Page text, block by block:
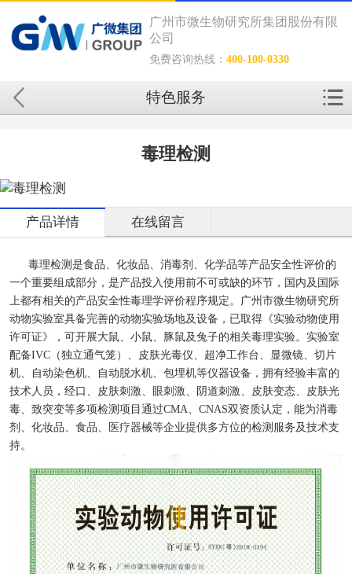
广州市微生物研究所集团股份有限
公司
免费咨询热线：400-100-0330
特色服务
毒理检测
产品详情 在线留言
毒理检测是食品、化妆品、消毒剂、化学品等产品安全性评价的
一个重要组成部分，是产品投入使用前不可或缺的环节，国内及国际
上都有相关的产品安全性毒理学评价程序规定。广州市微生物研究所
动物实验室具备完善的动物实验场地及设备，已取得《实验动物使用
许可证》，可开展大鼠、小鼠、豚鼠及兔子的相关毒理实验。实验室
配备IVC（独立通气笼）、皮肤光毒仪、超净工作台、显微镜、切片
机、自动染色机、自动脱水机、包埋机等仪器设备，拥有经验丰富的
技术人员，经口、皮肤刺激、眼刺激、阴道刺激、皮肤变态、皮肤光
毒、致突变等多项检测项目通过CMA、CNAS双资质认定，能为消毒
剂、化妆品、食品、医疗器械等企业提供多方位的检测服务及技术支
持。